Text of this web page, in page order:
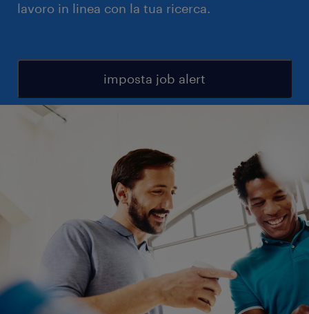
lavoro in linea con la tua ricerca.
imposta job alert